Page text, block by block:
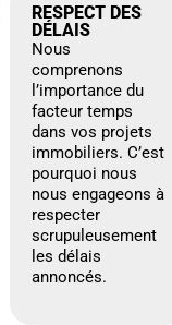
RESPECT DES
DÉLAIS
Nous
comprenons
l’importance du
facteur temps
dans vos projets
immobiliers. C’est
pourquoi nous
nous engageons à
respecter
scrupuleusement
les délais
annoncés.